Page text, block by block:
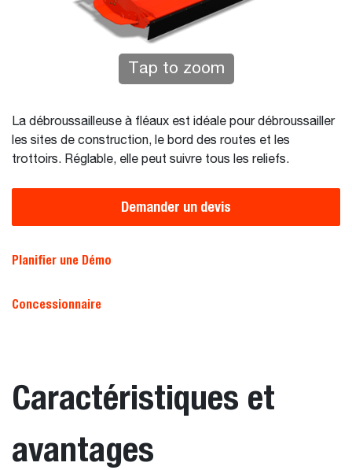
Tap to zoom
La débroussailleuse à fléaux est idéale pour débroussailler
les sites de construction, le bord des routes et les
trottoirs. Réglable, elle peut suivre tous les reliefs.
Demander un devis
Planifier une Démo
Concessionnaire
Caractéristiques et
avantages